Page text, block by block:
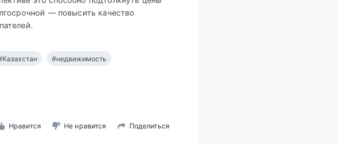
— повысить качество
#недвижимость
Нравится Не нравится Поделиться